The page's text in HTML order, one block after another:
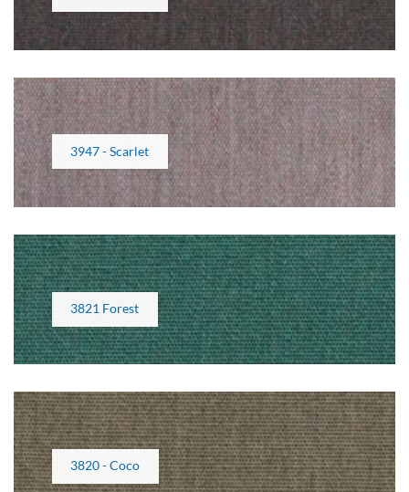
3947 - Scarlet
3821 Forest
3820 - Coco